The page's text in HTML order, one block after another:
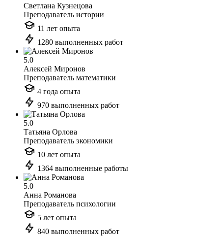
Светлана Кузнецова
Преподаватель истории
11 лет опыта
1280 выполненных работ
5.0
Алексей Миронов
Преподаватель математики
4 года опыта
970 выполненных работ
5.0
Татьяна Орлова
Преподаватель экономики
10 лет опыта
1364 выполненные работы
5.0
Анна Романова
Преподаватель психологии
5 лет опыта
840 выполненных работ